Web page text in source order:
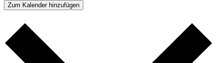
Zum Kalender hinzufügen